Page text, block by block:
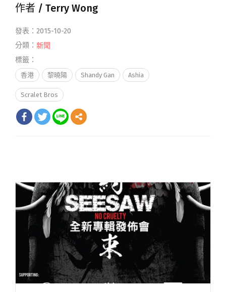
作者 / Terry Wong
發表：2015-10-20
分類： 新聞
標籤：
香港 黎曉陽 Shandy Gan Ashia
Scralet Bros